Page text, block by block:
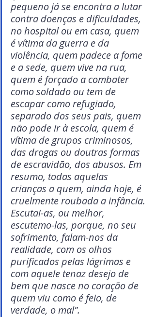
pequeno já se encontra a lutar
contra doenças e dificuldades,
no hospital ou em casa, quem
é vítima da guerra e da
violência, quem padece a fome
e a sede, quem vive na rua,
quem é forçado a combater
como soldado ou tem de
escapar como refugiado,
separado dos seus pais, quem
não pode ir à escola, quem é
vítima de grupos criminosos,
das drogas ou doutras formas
de escravidão, dos abusos. Em
resumo, todas aquelas
crianças a quem, ainda hoje, é
cruelmente roubada a infância.
Escutai-as, ou melhor,
escutemo-las, porque, no seu
sofrimento, falam-nos da
realidade, com os olhos
purificados pelas lágrimas e
com aquele tenaz desejo de
bem que nasce no coração de
quem viu como é feio, de
verdade, o mal”.